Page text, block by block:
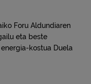
Foru Aldundiaren
eta beste
kostua Duela